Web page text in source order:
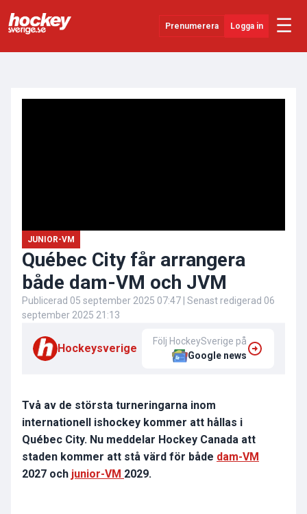
Prenumerera Logga in ☰
JUNIOR-VM
Québec City får arrangera
både dam-VM och JVM
Publicerad 05 september 2025 07:47 | Senast redigerad 06
september 2025 21:13
Hockeysverige
Följ HockeySverige på
Google news
Två av de största turneringarna inom
internationell ishockey kommer att hållas i
Québec City. Nu meddelar Hockey Canada att
staden kommer att stå värd för både dam-VM
2027 och junior-VM 2029.